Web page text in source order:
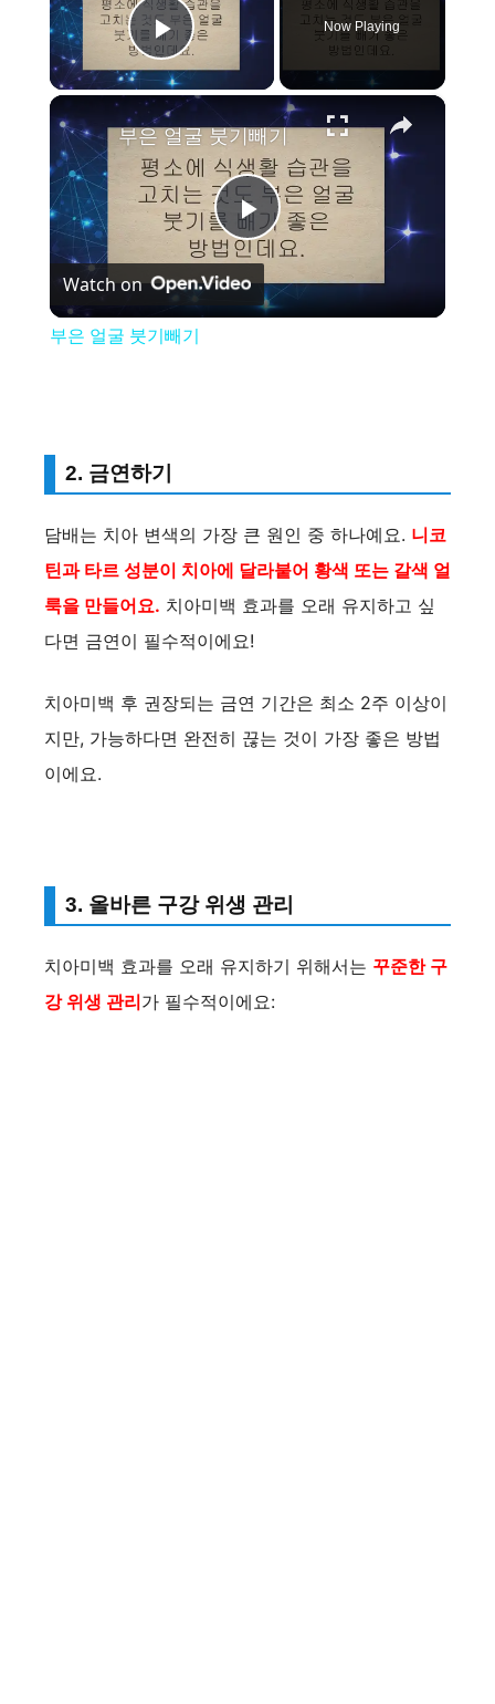
Play Video
Now Playing
×
P
l
V
i
d
e
부은 얼굴 붓기빼기
Watch on
부은 얼굴 붓기빼기
2. 금연하기
담배는 치아 변색의 가장 큰 원인 중 하나예요. 니코
틴과 타르 성분이 치아에 달라붙어 황색 또는 갈색 얼
룩을 만들어요. 치아미백 효과를 오래 유지하고 싶
다면 금연이 필수적이에요!
치아미백 후 권장되는 금연 기간은 최소 2주 이상이
지만, 가능하다면 완전히 끊는 것이 가장 좋은 방법
이에요.
3. 올바른 구강 위생 관리
치아미백 효과를 오래 유지하기 위해서는 꾸준한 구
강 위생 관리가 필수적이에요: